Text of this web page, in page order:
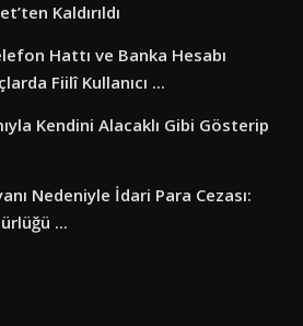
Kaldırıldı
Hattı ve Banka Hesabı
Fiilî Kullanıcı ...
Kendini Alacaklı Gibi Gösterip
Nedeniyle İdari Para Cezası:
...